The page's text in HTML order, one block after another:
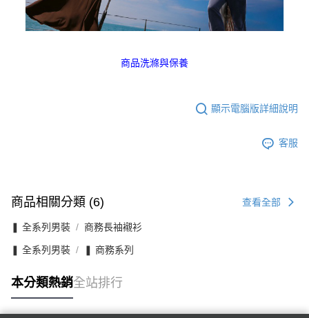
商品洗滌與保養
顯示電腦版詳細說明
客服
商品相關分類 (6) 查看全部
❚ 全系列男裝 商務長袖襯衫
❚ 全系列男裝 ❚ 商務系列
本分類熱銷全站排行